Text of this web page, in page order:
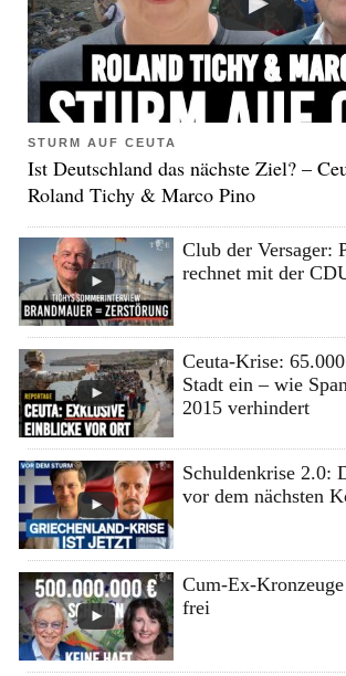
STURM AUF CEUTA
Ist Deutschland das nächste Ziel? –
Roland Tichy & Marco Pino
Club der Versager:
rechnet mit der
Ceuta-Krise:
Stadt ein – wie
2015 verhindert
Schuldenkrise 2.0:
vor dem nächsten
Cum-Ex-
frei